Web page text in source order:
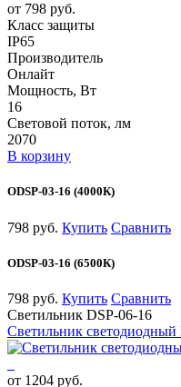
от 798 руб.
Класс защиты
IP65
Производитель
Онлайт
Мощность, Вт
16
Световой поток, лм
2070
В корзину
ODSP-03-16 (4000К)
798 руб. Купить Сравнить
ODSP-03-16 (6500К)
798 руб. Купить Сравнить
Светильник DSP-06-16
Светильник светодиодный
от 1204 руб.